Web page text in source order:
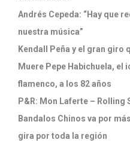
Andrés Cepeda: “Hay que
nuestra música”
Kendall Peña y el gran giro
Muere Pepe Habichuela,
flamenco, a los 82 años
P&R: Mon Laferte – Rolling
Bandalos Chinos va por
gira por toda la región